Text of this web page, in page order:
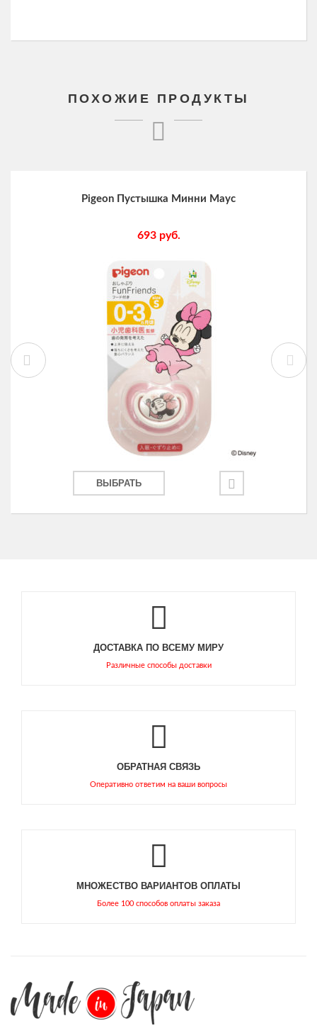
ПОХОЖИЕ ПРОДУКТЫ
Pigeon Пустышка Минни Маус
693 руб.
ВЫБРАТЬ
ДОСТАВКА ПО ВСЕМУ МИРУ
Различные способы доставки
ОБРАТНАЯ СВЯЗЬ
Оперативно ответим на ваши вопросы
МНОЖЕСТВО ВАРИАНТОВ ОПЛАТЫ
Более 100 способов оплаты заказа